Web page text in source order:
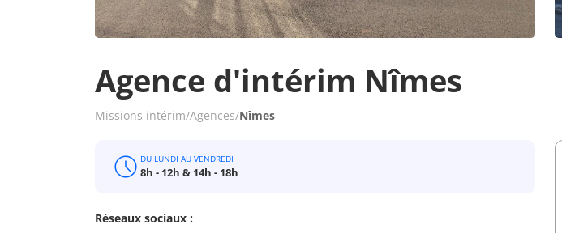
Agence d'intérim Nîmes
Missions intérim/Agences/Nîmes
DU LUNDI AU VENDREDI
8h - 12h & 14h - 18h
Réseaux sociaux :